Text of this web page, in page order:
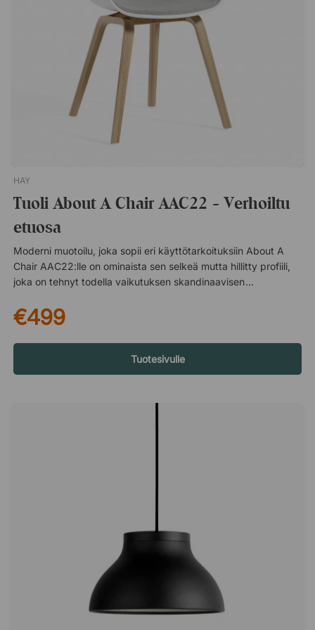
tarjoavat lisämukavuutta. Kestävä, vakaa rakenne
jauhemaalattua terästä. Suunnittelija Leon Ransmeier.
HAY
Tuoli About A Chair AAC22 - Verhoiltu
etuosa
Moderni muotoilu, joka sopii eri käyttötarkoituksiin About A
Chair AAC22:lle on ominaista sen selkeä mutta hillitty profiili,
joka on tehnyt todella vaikutuksen skandinaavisen muotoilun
valmistetun istuimen kanssa on tehnyt AAC22:sta suositun
valinnan julkisiin tiloihin, ja sitä käytetään sekä ruokapöydän
tuolina ruokasaleissa että neuvottelutuolina kokoushuoneissa.
Materiaalit: Remix: 90 % villaa, 10 % nylonia Olavi by HAY: 45
% viskoosia, 36 % puuvillaa, 15 % akryylia, 4 % pellavaa
Hee Welling Palkittu huonekalusuunnittelija Hee Welling syntyi
pohjoismaisesta perinteestä, jossa on selkeät linjat ja
yksinkertaiset siluetit. Oman studionsa ohella hän johtaa myös
designstudio Welling / Ludvik:ia yhdessä islantilaisen
suunnittelijan Gudmundur Ludvikin kanssa.About A Chair
AAC22 tuolin suunnittelun lähtökohtana on ollut muodokas ja
monipuolinen tuoli. Kestävistä materiaaleista valmistettu
€499
Tuotesivulle